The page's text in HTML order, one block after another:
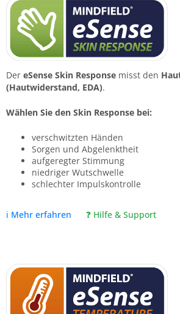
🎯 Ihr Interesse
Besonderes Interesse an:
Nachricht/Spezielle Fragen
Bitte lösen Sie: 6 +
Der eSense Skin Response misst den
(Hautwiderstand, EDA).
Wählen Sie den Skin Response bei:
verschwitzten Händen
Sorgen und Abgelenktheit
aufgeregter Stimmung
niedriger Wutschwelle
schlechter Impulskontrolle
ℹ️ Mehr erfahren ❓ Hilfe & Support